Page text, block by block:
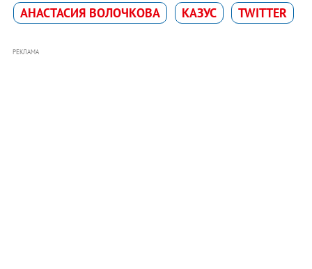
АНАСТАСИЯ ВОЛОЧКОВА КАЗУС TWITTER
РЕКЛАМА